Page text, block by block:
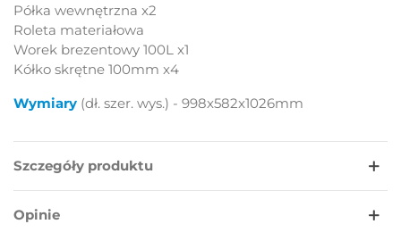
Półka wewnętrzna x2
Roleta materiałowa
Worek brezentowy 100L x1
Kółko skrętne 100mm x4
Wymiary (dł. szer. wys.) - 998x582x1026mm
Szczegóły produktu
Opinie